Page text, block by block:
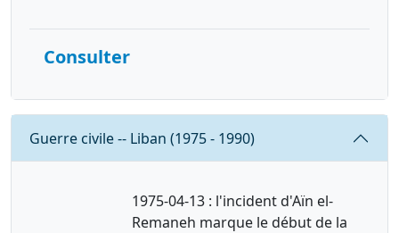
Consulter
Requête
Guerre civile -- Liban (1975 - 1990)
1975-04-13 : l'incident d'Aïn el-
Remaneh marque le début de la